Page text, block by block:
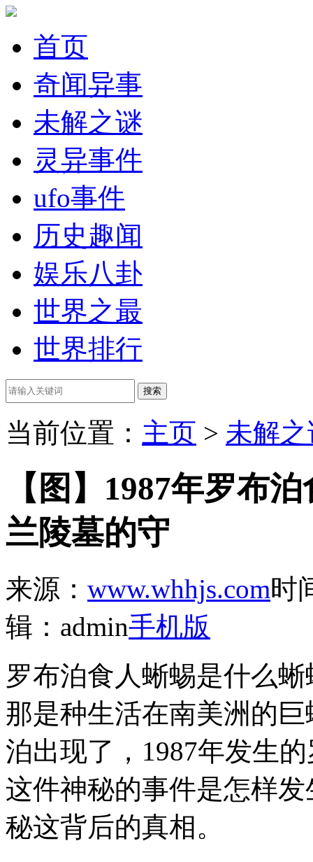
首页
奇闻异事
未解之谜
灵异事件
ufo事件
历史趣闻
娱乐八卦
世界之最
世界排行
当前位置： 主页 > 未解
【图】1987年罗布
兰陵墓的守
来源： www.whhjs.com时
辑：admin手机版
罗布泊食人蜥蜴是什么
那是种生活在南美洲的
泊出现了，1987年发生
这件神秘的事件是怎样
秘这背后的真相。